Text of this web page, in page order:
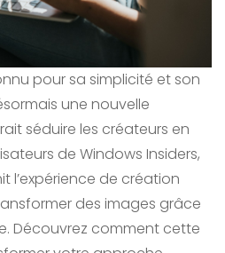
pour sa simplicité et son
une nouvelle
séduire les créateurs en
de Windows Insiders,
l’expérience de création
des images grâce
Découvrez comment cette